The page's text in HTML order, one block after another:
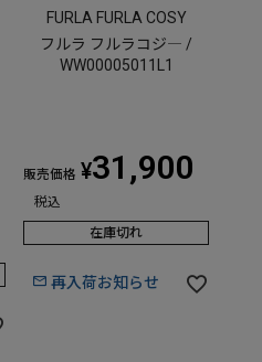
FURLA FURLA COSY
フルラ フルラコジ― /
WW00005011L1
販売価格 ¥31,900
税込
在庫切れ
再入荷お知らせ